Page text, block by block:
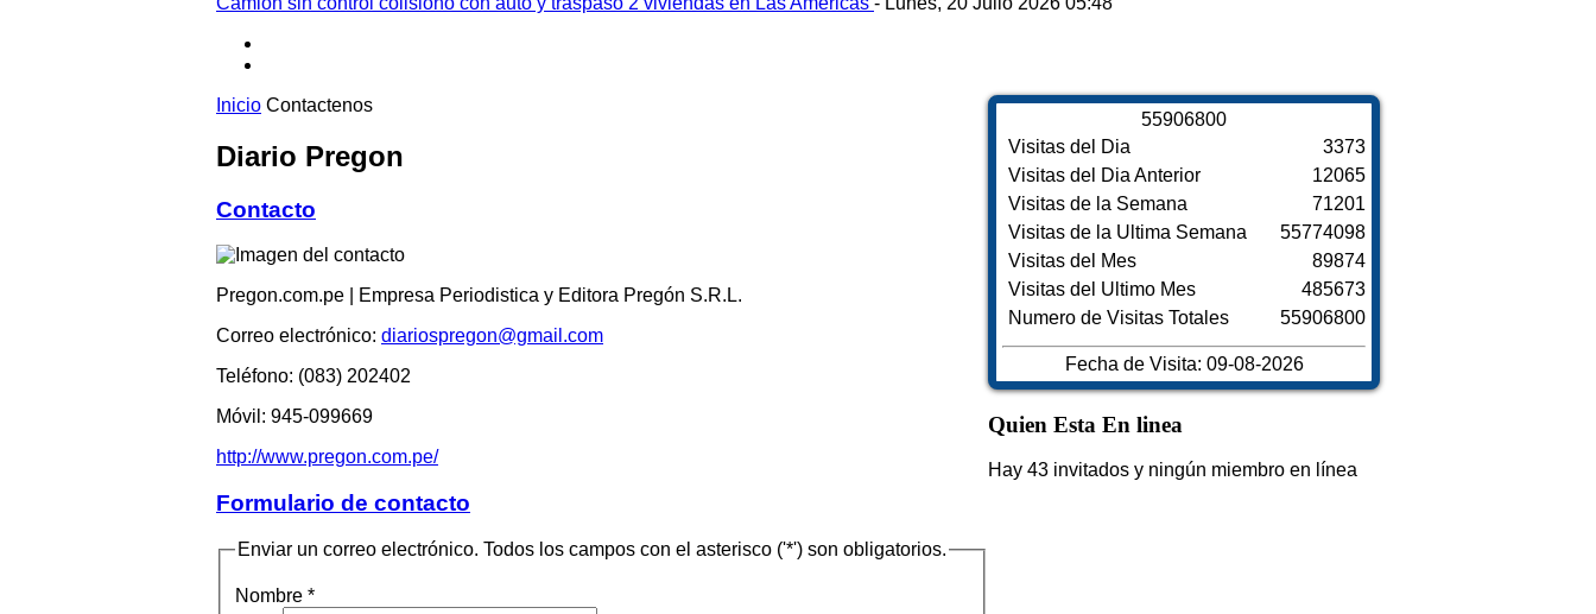
Inicio Contactenos
Diario Pregon
Contacto
Pregon.com.pe | Empresa Periodistica y Editora Pregón S.R.L.
Correo electrónico: diariospregon@gmail.com
Teléfono: (083) 202402
Móvil: 945-099669
http://www.pregon.com.pe/
Formulario de contacto
Enviar un correo electrónico. Todos los campos con el asterisco ('*') son obligatorios.
Nombre *
55906800
Visitas del Dia
Visitas del Dia Anterior
Visitas de la Semana
Visitas de la Ultima Semana
Visitas del Mes
Visitas del Ultimo Mes
Numero de Visitas Totales
3373
12065
71201
55774098
89874
485673
55906800
Fecha de Visita: 09-08-2026
Quien Esta En linea
Hay 43 invitados y ningún miembro en línea